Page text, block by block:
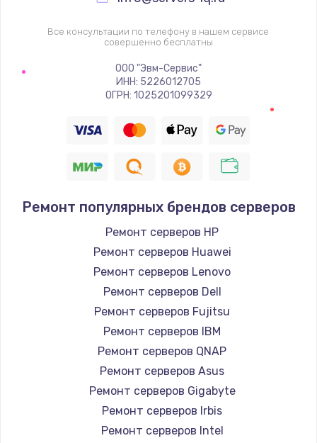
Все консультации по телефону в нашем сервисе
совершенно бесплатны
ООО "Эвм-Сервис"
ИНН: 5226012705
ОГРН: 1025201099329
Ремонт популярных брендов серверов
Ремонт серверов HP
Ремонт серверов Huawei
Ремонт серверов Lenovo
Ремонт серверов Dell
Ремонт серверов Fujitsu
Ремонт серверов IBM
Ремонт серверов QNAP
Ремонт серверов Asus
Ремонт серверов Gigabyte
Ремонт серверов Irbis
Ремонт серверов Intel